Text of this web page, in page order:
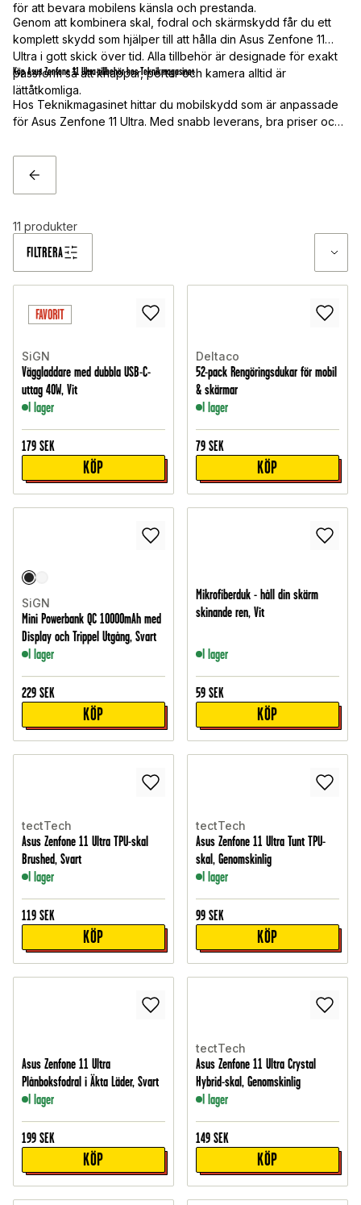
för att bevara mobilens känsla och prestanda.
Genom att kombinera skal, fodral och skärmskydd får du ett
komplett skydd som hjälper till att hålla din Asus Zenfone 11
Ultra i gott skick över tid. Alla tillbehör är designade för exakt
passform så att knappar, portar och kamera alltid är
lättåtkomliga.
Köp Asus Zenfone 11 Ultra-tillbehör hos Teknikmagasinet
Hos Teknikmagasinet hittar du mobilskydd som är anpassade
för Asus Zenfone 11 Ultra. Med snabb leverans, bra priser och
för vardagens alla utmaningar.
TILLBAKA
FILTRERA
11 produkter
FAVORIT
SiGN
Väggladdare med dubbla USB-C-
uttag 40W, Vit
I lager
179 SEK
KÖP
Deltaco
52-pack Rengöringsdukar för mobil
& skärmar
I lager
79 SEK
KÖP
SiGN
Mini Powerbank QC 10000mAh med
Display och Trippel Utgång, Svart
I lager
229 SEK
KÖP
Mikrofiberduk - håll din skärm
skinande ren, Vit
I lager
59 SEK
KÖP
tectTech
Asus Zenfone 11 Ultra TPU-skal
Brushed, Svart
I lager
119 SEK
KÖP
tectTech
Asus Zenfone 11 Ultra Tunt TPU-
skal, Genomskinlig
I lager
99 SEK
KÖP
Asus Zenfone 11 Ultra
Plånboksfodral i Äkta Läder, Svart
I lager
199 SEK
KÖP
tectTech
Asus Zenfone 11 Ultra Crystal
Hybrid-skal, Genomskinlig
I lager
149 SEK
KÖP